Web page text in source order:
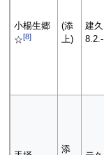
小楊生郷
☆[8]
(添
上)
建久
8.2.-
添